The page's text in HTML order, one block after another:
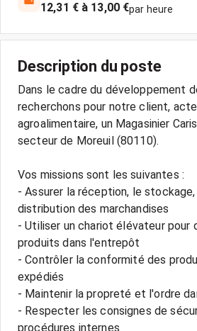
12,31 € à 13,00 €par heure
Description du poste
Dans le cadre du développement
recherchons pour notre client,
agroalimentaire, un Magasinier
secteur de Moreuil (80110).
Vos missions sont les suivantes :
- Assurer la réception, le
distribution des marchandises
- Utiliser un chariot élévateur pour
produits dans l'entrepôt
- Contrôler la conformité des
expédiés
- Maintenir la propreté et l'ordre
- Respecter les consignes de
procédures internes